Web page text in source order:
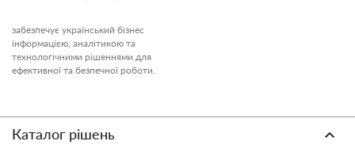
забезпечує український бізнес
інформацією, аналітикою та
технологічними рішеннями для
ефективної та безпечної роботи.
Каталог рішень